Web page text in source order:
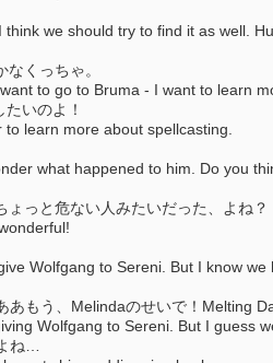
we should try to find it as well.
くっちゃ。
to go to Bruma - I want to learn
いのよ！
learn more about spellcasting.
what happened to him. Do you
っと危ない人みたいだった、よね？
Wolfgang to Sereni. But I know
もう、Melindaのせいで！Melting
Wolfgang to Sereni. But I guess
ね…